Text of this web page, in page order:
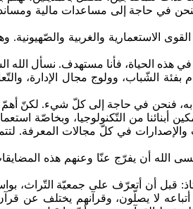
فنحن في حاجة إلى مساعدات مالية
الاستعمارية والغربية والصّهيونية.
هذه الحياة، فأنا مستهدف. نسأل الله
بفئة الشّباب، وولوج مجال الإدارة،
فنحن في حاجة إلى كلّ شيء. لكنّ أهمّ
من التّكنولوجيا، وبخاصّة استعمال
والإصدارات في كلّ مجالات المعرفة.
أن يفرّج عنّا وعنهم هذه
قبل أن أتعرّف على جمعيّة التّراث،
لا يصلّون، وقرآنهم يختلف عن